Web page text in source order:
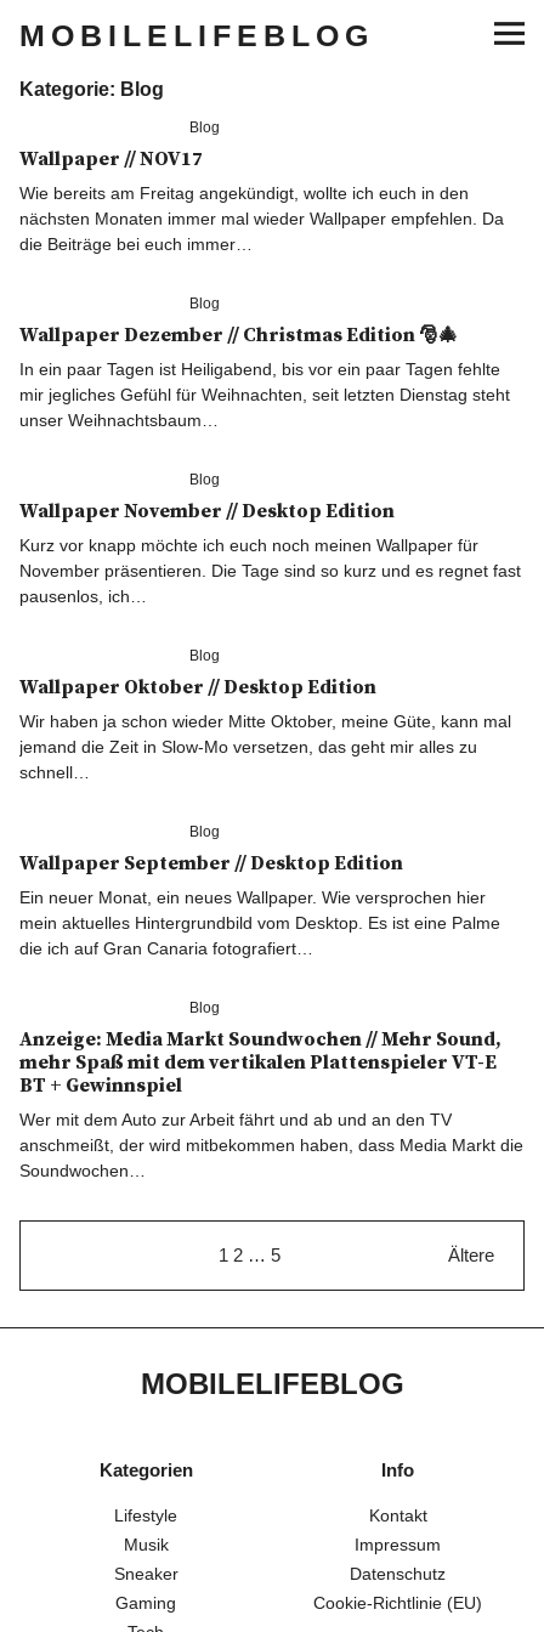
MOBILELIFEBLOG
Lifestyle
Musik
Sneaker
Tech
Blogger Essentials
BLOGLIEBE ❤
Kategorie: Blog
Blog
Wallpaper // NOV17
Wie bereits am Freitag angekündigt, wollte ich euch in den
nächsten Monaten immer mal wieder Wallpaper empfehlen. Da
die Beiträge bei euch immer…
Blog
Wallpaper Dezember // Christmas Edition 🎅🎄
In ein paar Tagen ist Heiligabend, bis vor ein paar Tagen fehlte
mir jegliches Gefühl für Weihnachten, seit letzten Dienstag steht
unser Weihnachtsbaum…
Blog
Wallpaper November // Desktop Edition
Kurz vor knapp möchte ich euch noch meinen Wallpaper für
November präsentieren. Die Tage sind so kurz und es regnet fast
pausenlos, ich…
Blog
Wallpaper Oktober // Desktop Edition
Wir haben ja schon wieder Mitte Oktober, meine Güte, kann mal
jemand die Zeit in Slow-Mo versetzen, das geht mir alles zu
schnell…
Blog
Wallpaper September // Desktop Edition
Ein neuer Monat, ein neues Wallpaper. Wie versprochen hier
mein aktuelles Hintergrundbild vom Desktop. Es ist eine Palme
die ich auf Gran Canaria fotografiert…
Blog
Anzeige: Media Markt Soundwochen // Mehr Sound,
mehr Spaß mit dem vertikalen Plattenspieler VT-E
BT + Gewinnspiel
Wer mit dem Auto zur Arbeit fährt und ab und an den TV
anschmeißt, der wird mitbekommen haben, dass Media Markt die
Soundwochen…
1 2 … 5 Ältere
MOBILELIFEBLOG
Kategorien
Lifestyle
Musik
Sneaker
Gaming
Info
Kontakt
Impressum
Datenschutz
Cookie-Richtlinie (EU)